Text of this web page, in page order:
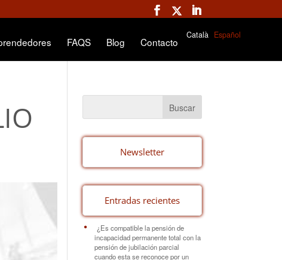
FAQS Blog Contacto
Català Español
Newsletter
Entradas recientes
¿Es compatible la pensión de
incapacidad permanente total con la
pensión de jubilación parcial
cuando esta se reconoce por un